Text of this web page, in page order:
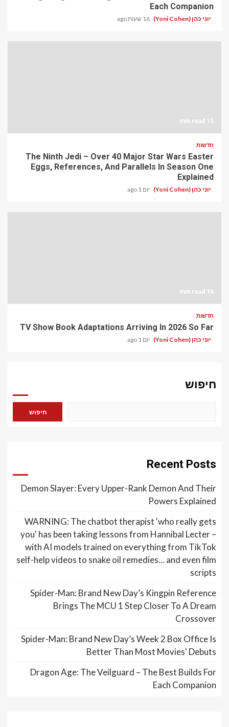
Each Companion
יוני כהן (Yoni Cohen) 16 שעות ago
15 min read
חדשות
The Ninth Jedi – Over 40 Major Star Wars Easter
Eggs, References, And Parallels In Season One
Explained
יוני כהן (Yoni Cohen) יום 1 ago
16 min read
חדשות
TV Show Book Adaptations Arriving In 2026 So Far
יוני כהן (Yoni Cohen) יום 1 ago
חיפוש
חיפוש
Recent Posts
Demon Slayer: Every Upper-Rank Demon And Their
Powers Explained
WARNING: The chatbot therapist 'who really gets
you' has been taking lessons from Hannibal Lecter –
with AI models trained on everything from TikTok
self-help videos to snake oil remedies… and even film
scripts
Spider-Man: Brand New Day’s Kingpin Reference
Brings The MCU 1 Step Closer To A Dream
Crossover
Spider-Man: Brand New Day’s Week 2 Box Office Is
Better Than Most Movies' Debuts
Dragon Age: The Veilguard – The Best Builds For
Each Companion